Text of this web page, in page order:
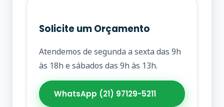
Solicite um Orçamento
Atendemos de segunda a sexta das 9h
às 18h e sábados das 9h às 13h.
WhatsApp (21) 97129-5211